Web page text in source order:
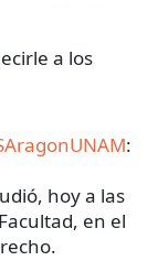
a los
:
hoy a las
en el